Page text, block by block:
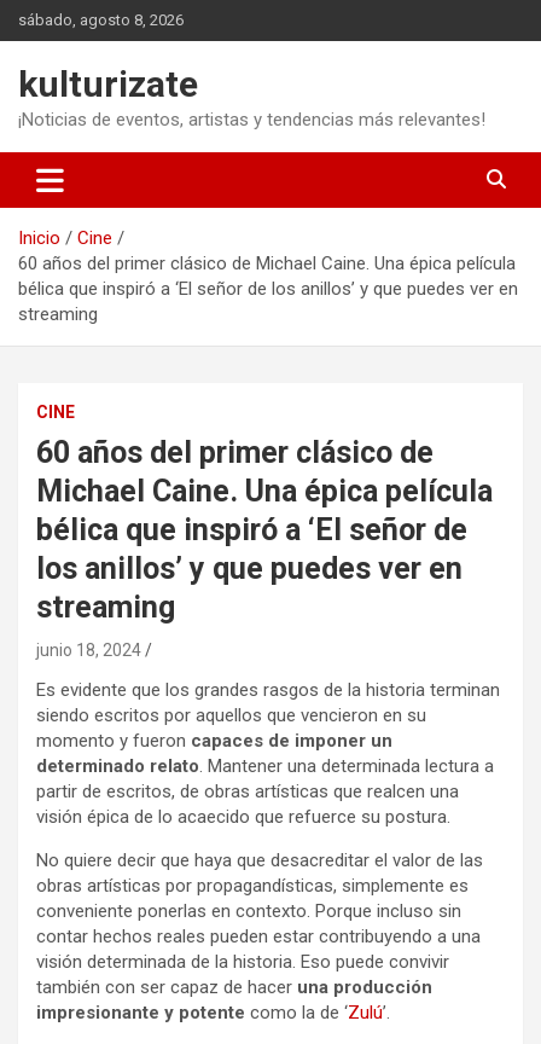
Saltar
al
sábado, agosto 8, 2026
kulturizate
¡Noticias de eventos, artistas y tendencias más relevantes!
Inicio
Cine
60 años del primer clásico de Michael Caine. Una épica película
bélica que inspiró a ‘El señor de los anillos’ y que puedes ver en
streaming
CINE
60 años del primer clásico de
Michael Caine. Una épica película
bélica que inspiró a ‘El señor de
los anillos’ y que puedes ver en
streaming
junio 18, 2024
Es evidente que los grandes rasgos de la historia terminan
siendo escritos por aquellos que vencieron en su
momento y fueron capaces de imponer un
determinado relato. Mantener una determinada lectura a
partir de escritos, de obras artísticas que realcen una
visión épica de lo acaecido que refuerce su postura.
No quiere decir que haya que desacreditar el valor de las
obras artísticas por propagandísticas, simplemente es
conveniente ponerlas en contexto. Porque incluso sin
contar hechos reales pueden estar contribuyendo a una
visión determinada de la historia. Eso puede convivir
también con ser capaz de hacer una producción
impresionante y potente como la de ‘Zulú’.